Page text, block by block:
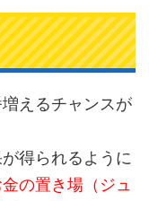
えるチャンスが
得られるように
の置き場（ジュ